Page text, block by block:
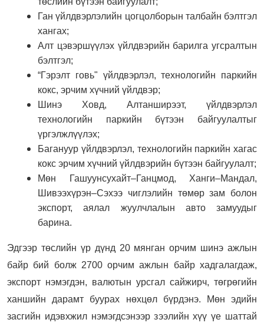
Ган үйлдвэрлэлийн цогцолборын талбайн бэлтгэл
хангах;
Алт цэвэршүүлэх үйлдвэрийн барилга угсралтын
бэлтгэл;
“Гэрэлт говь" үйлдвэрлэл, технологийн паркийн
кокс, эрчим хүчний үйлдвэр;
Шинэ Ховд, Алтанширээт, үйлдвэрлэл
технологийн паркийн бүтээн байгуулалтыг
үргэлжлүүлэх;
Багануур үйлдвэрлэл, технологийн паркийн хагас
кокс эрчим хүчний үйлдвэрийн бүтээн байгуулалт;
Мөн Гашуунсухайт–Ганцмод, Ханги–Мандал,
Шивээхүрэн–Сэхээ чиглэлийн төмөр зам болон
экспорт, аялал жуулчлалын авто замуудыг
барина.
Эдгээр төслийн үр дүнд 20 мянган орчим шинэ ажлын
байр бий болж 2700 орчим ажлын байр хадгалагдаж,
экспорт нэмэгдэн, валютын урсгал сайжирч, төгрөгийн
ханшийн дарамт буурах нөхцөл бүрдэнэ. Мөн эдийн
засгийн идэвхжил нэмэгдсэнээр зээлийн хүү үе шаттай